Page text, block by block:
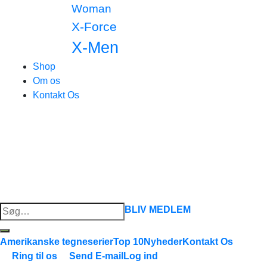
Woman
X-Force
X-Men
Shop
Om os
Kontakt Os
Søg
efter:
BLIV MEDLEM
Amerikanske tegneserierTop 10NyhederKontakt Os
Ring til os
Send E-mail Log ind